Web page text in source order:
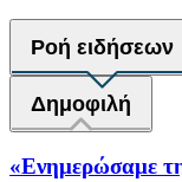
Ροή ειδήσεων
Δημοφιλή
«Ενημερώσαμε